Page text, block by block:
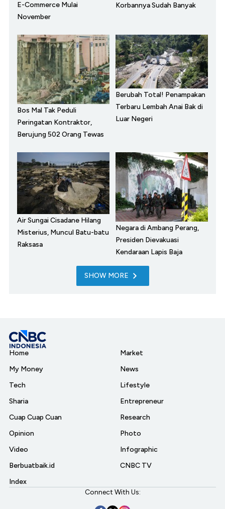
E-Commerce Mulai
November
Korbannya Sudah Banyak
Bos Mal Tak Peduli
Peringatan Kontraktor,
Berujung 502 Orang Tewas
Berubah Total! Penampakan
Terbaru Lembah Anai Bak di
Luar Negeri
Air Sungai Cisadane Hilang
Misterius, Muncul Batu-batu
Raksasa
Negara di Ambang Perang,
Presiden Dievakuasi
Kendaraan Lapis Baja
SHOW MORE
Home
My Money
Tech
Sharia
Cuap Cuap Cuan
Opinion
Video
Berbuatbaik.id
Index
Market
News
Lifestyle
Entrepreneur
Research
Photo
Infographic
CNBC TV
Connect With Us: